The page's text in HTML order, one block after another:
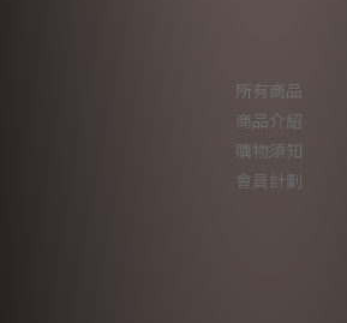
所有商品
商品介紹
購物須知
會員計劃